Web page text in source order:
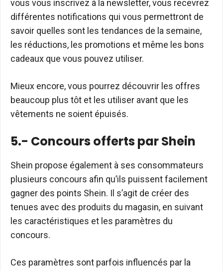
vous vous inscrivez à la newsletter, vous recevrez
différentes notifications qui vous permettront de
savoir quelles sont les tendances de la semaine,
les réductions, les promotions et même les bons
cadeaux que vous pouvez utiliser.
Mieux encore, vous pourrez découvrir les offres
beaucoup plus tôt et les utiliser avant que les
vêtements ne soient épuisés.
5.- Concours offerts par Shein
Shein propose également à ses consommateurs
plusieurs concours afin qu’ils puissent facilement
gagner des points Shein. Il s’agit de créer des
tenues avec des produits du magasin, en suivant
les caractéristiques et les paramètres du
concours.
Ces paramètres sont parfois influencés par la